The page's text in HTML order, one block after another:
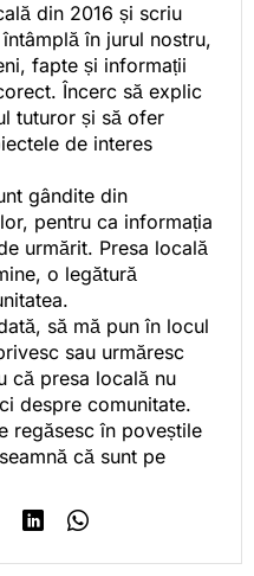
din 2016 și scriu
în jurul nostru,
fapte și informații
Încerc să explic
tuturor și să ofer
de interes
gândite din
pentru ca informația
urmărit. Presa locală
o legătură
să mă pun în locul
sau urmăresc
că presa locală nu
despre comunitate.
regăsesc în poveștile
că sunt pe